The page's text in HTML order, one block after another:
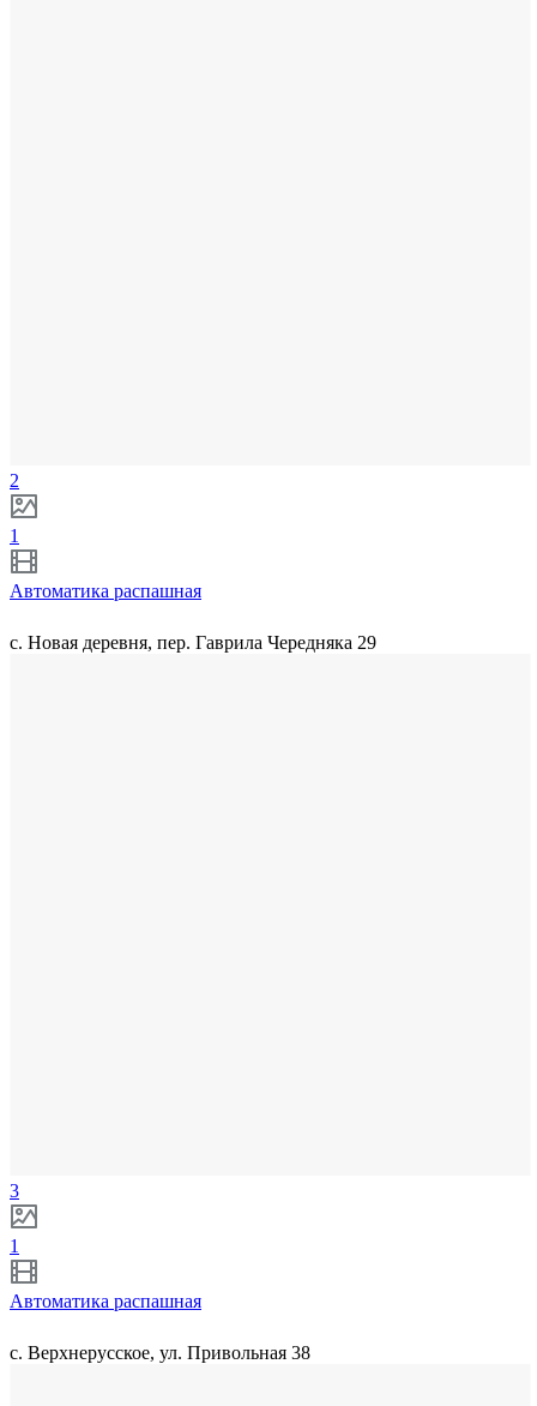
2
1
Автоматика распашная
с. Новая деревня, пер. Гаврила Чередняка 29
3
1
Автоматика распашная
с. Верхнерусское, ул. Привольная 38